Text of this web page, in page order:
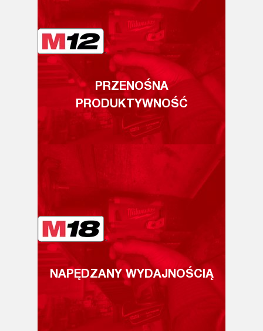
PRZENOŚNA
PRODUKTYWNOŚĆ
NAPĘDZANY WYDAJNOŚCIĄ